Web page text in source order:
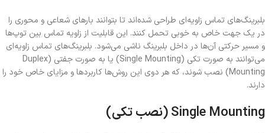
بلبرینگ‌های تماس زاویه‌ای طراحی شده‌اند تا بتوانند بارهای شعاعی و محوری را
در یک جهت خاص به خوبی تحمل کنند. این قابلیت از زاویه تماس بین توپ‌ها
و مسیر حرکتی آن‌ها در داخل بلبرینگ ناشی می‌شود. بلبرینگ‌های تماس زاویه‌ای
می‌توانند به صورت تکی (Single Mounting) یا به صورت جفتی (Duplex
Mounting) نصب شوند، که هر دوی این روش‌ها کاربردها و مزایای خاص خود را
دارند.
Single Mounting (نصب تکی)